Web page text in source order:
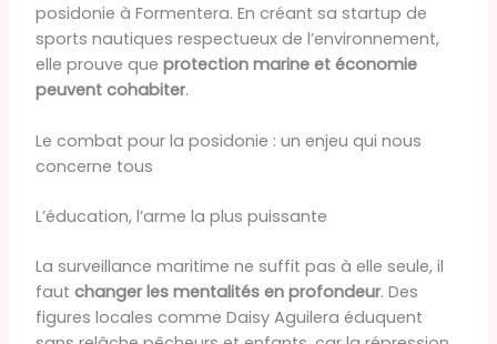
posidonie à Formentera. En créant sa startup de
sports nautiques respectueux de l’environnement,
elle prouve que protection marine et économie
peuvent cohabiter.
Le combat pour la posidonie : un enjeu qui nous
concerne tous
L’éducation, l’arme la plus puissante
La surveillance maritime ne suffit pas à elle seule, il
faut changer les mentalités en profondeur. Des
figures locales comme Daisy Aguilera éduquent